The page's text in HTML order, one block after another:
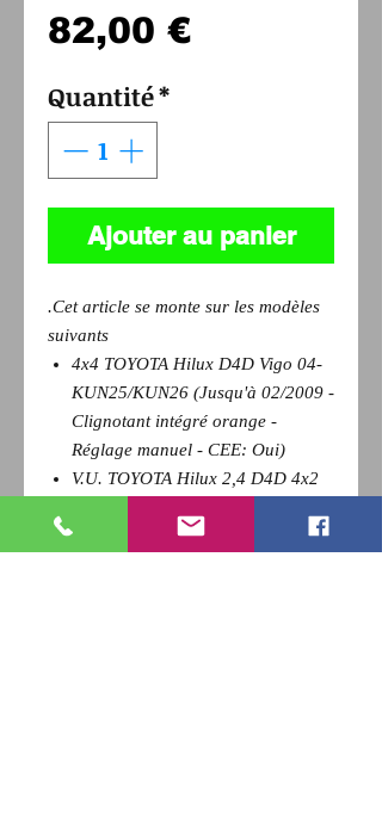
82,00 €Prix
Quantité*
Ajouter au panier
.Cet article se monte sur les modèles
suivants
4x4 TOYOTA Hilux D4D Vigo 04-
KUN25/KUN26 (Jusqu'à 02/2009 -
Clignotant intégré orange -
Réglage manuel - CEE: Oui)
V.U. TOYOTA Hilux 2,4 D4D 4x2
- Clignotant intégré orange -